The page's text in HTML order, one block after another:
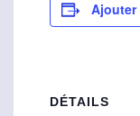
Ajouter
DÉTAILS